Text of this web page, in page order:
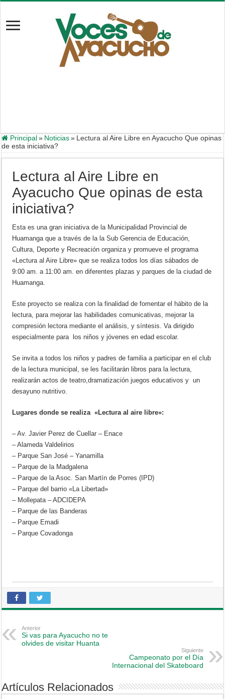
Principal » Noticias » Lectura al Aire Libre en Ayacucho Que opinas
de esta iniciativa?
Lectura al Aire Libre en
Ayacucho Que opinas de esta
iniciativa?
Esta es una gran iniciativa de la Municipalidad Provincial de
Huamanga que a través de la la Sub Gerencia de Educación,
Cultura, Deporte y Recreación organiza y promueve el programa
«Lectura al Aire Libre» que se realiza todos los días sábados de
9:00 am. a 11:00 am. en diferentes plazas y parques de la ciudad de
Huamanga.
Este proyecto se realiza con la finalidad de fomentar el hábito de la
lectura, para mejorar las habilidades comunicativas, mejorar la
compresión lectora mediante el análisis, y síntesis. Va dirigido
especialmente para los niños y jóvenes en edad escolar.
Se invita a todos los niños y padres de familia a participar en el club
de la lectura municipal, se les facilitarán libros para la lectura,
realizarán actos de teatro,dramatización juegos educativos y un
desayuno nutritivo.
Lugares donde se realiza «Lectura al aire libre»:
– Av. Javier Perez de Cuellar – Enace
– Alameda Valdelirios
– Parque San José – Yanamilla
– Parque de la Madgalena
– Parque de la Asoc. San Martín de Porres (IPD)
– Parque del barrio «La Libertad»
– Mollepata – ADCIDEPA
– Parque de las Banderas
– Parque Emadi
– Parque Covadonga
Anterior
Si vas para Ayacucho no te
olvides de visitar Huanta
Siguiente
Campeonato por el Día
Internacional del Skateboard
Artículos Relacionados